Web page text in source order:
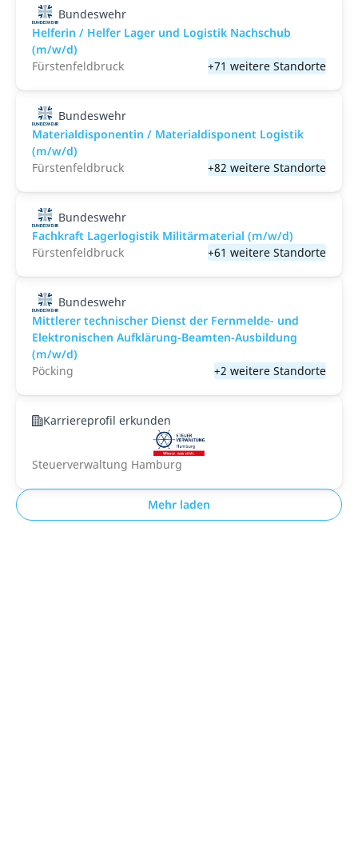
Bundeswehr
Helferin / Helfer Lager und Logistik Nachschub
(m/w/d)
Fürstenfeldbruck
+71 weitere Standorte
Bundeswehr
Materialdisponentin / Materialdisponent Logistik
(m/w/d)
Fürstenfeldbruck
+82 weitere Standorte
Bundeswehr
Fachkraft Lagerlogistik Militärmaterial (m/w/d)
Fürstenfeldbruck
+61 weitere Standorte
Bundeswehr
Mittlerer technischer Dienst der Fernmelde- und
Elektronischen Aufklärung-Beamten-Ausbildung
(m/w/d)
Pöcking
+2 weitere Standorte
Karriereprofil erkunden
Steuerverwaltung Hamburg
Mehr laden